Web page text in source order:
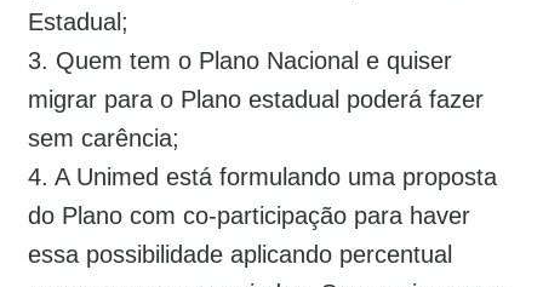
Estadual;
3. Quem tem o Plano Nacional e quiser
migrar para o Plano estadual poderá fazer
sem carência;
4. A Unimed está formulando uma proposta
do Plano com co-participação para haver
essa possibilidade aplicando percentual